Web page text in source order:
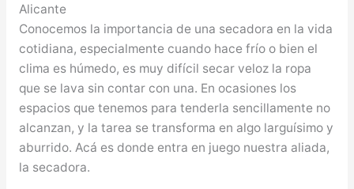
Alicante
Conocemos la importancia de una secadora en la vida
cotidiana, especialmente cuando hace frío o bien el
clima es húmedo, es muy difícil secar veloz la ropa
que se lava sin contar con una. En ocasiones los
espacios que tenemos para tenderla sencillamente no
alcanzan, y la tarea se transforma en algo larguísimo y
aburrido. Acá es donde entra en juego nuestra aliada,
la secadora.